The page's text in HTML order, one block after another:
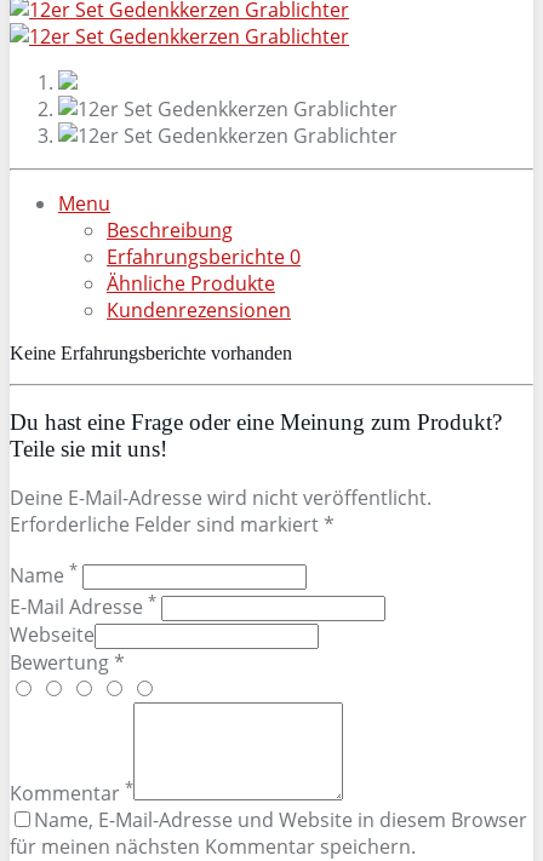
Menu
Beschreibung
Erfahrungsberichte0
Ähnliche Produkte
Kundenrezensionen
Keine Erfahrungsberichte vorhanden
Du hast eine Frage oder eine Meinung zum Produkt?
Teile sie mit uns!
Deine E-Mail-Adresse wird nicht veröffentlicht.
Erforderliche Felder sind markiert *
Name *
E-Mail Adresse *
Webseite
Bewertung *
Kommentar *
Name, E-Mail-Adresse und Website in diesem Browser
für meinen nächsten Kommentar speichern.